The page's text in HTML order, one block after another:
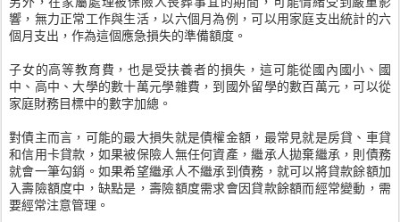
響，無力正常工作與生活，以六個月為例，可以用家庭支出統計的六
個月支出，作為這個應急損失的準備額度。
子女的高等教育費，也是受扶養者的損失，這可能從國內國小、國
中、高中、大學的數十萬元學雜費，到國外留學的數百萬元，可以從
家庭財務目標中的數字加總。
對債主而言，可能的最大損失就是債權金額，最常見就是房貸、車貸
和信用卡貸款，如果被保險人無任何資產，繼承人拋棄繼承，則債務
就會一筆勾銷。如果希望繼承人不繼承到債務，就可以將貸款餘額加
入壽險額度中，缺點是，壽險額度需求會因貸款餘額而經常變動，需
要經常注意管理。